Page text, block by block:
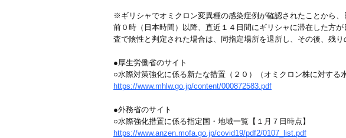
※ギリシャでオミクロン変異種の感染症例が確認されたことから
前０時（日本時間）以降、直近１４日間にギリシャに滞在した方
査で陰性と判定された場合は、同指定場所を退所し、その後、残
●厚生労働省のサイト
○水際対策強化に係る新たな措置（２０）（オミクロン株に対する
https://www.mhlw.go.jp/content/000872583.pdf
●外務省のサイト
○水際強化措置に係る指定国・地域一覧【１月７日時点】
https://www.anzen.mofa.go.jp/covid19/pdf2/0107_list.pdf